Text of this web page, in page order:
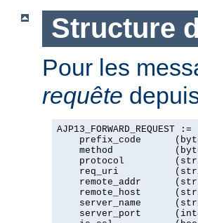
Structure
Pour les
requête
AJP13_FORWARD_REQUEST :=
prefix_code
method
protocol
req_uri
remote_addr
remote_host
server_name
server_port